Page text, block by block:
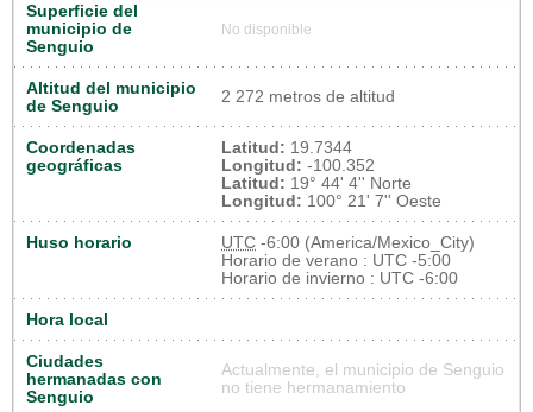
Superficie del
municipio de
Senguio
No disponible
Altitud del municipio
de Senguio
2 272 metros de altitud
Coordenadas
geográficas
Latitud: 19.7344
Longitud: -100.352
Latitud: 19° 44' 4'' Norte
Longitud: 100° 21' 7'' Oeste
Huso horario UTC -6:00 (America/Mexico_City)
Horario de verano : UTC -5:00
Horario de invierno : UTC -6:00
Hora local
Ciudades
hermanadas con
Senguio
Actualmente, el municipio de Senguio
no tiene hermanamiento